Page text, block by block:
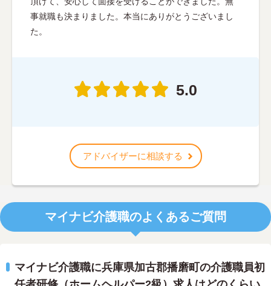
事就職も決まりました。本当にありがとうございまし
た。
5.0
アドバイザーに相談する
マイナビ介護職のよくあるご質問
マイナビ介護職に兵庫県加古郡播磨町の介護職員初